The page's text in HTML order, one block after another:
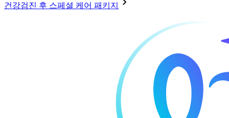
건강검진 후 스페셜 케어 패키지